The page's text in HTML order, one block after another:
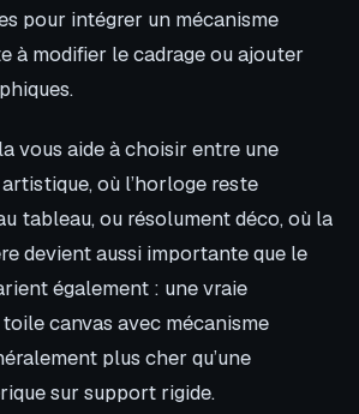
pour intégrer un mécanisme
à modifier le cadrage ou ajouter
vous aide à choisir entre une
où l’horloge reste
tableau, ou résolument déco, où la
devient aussi importante que le
également : une vraie
canvas avec mécanisme
plus cher qu’une
sur support rigide.